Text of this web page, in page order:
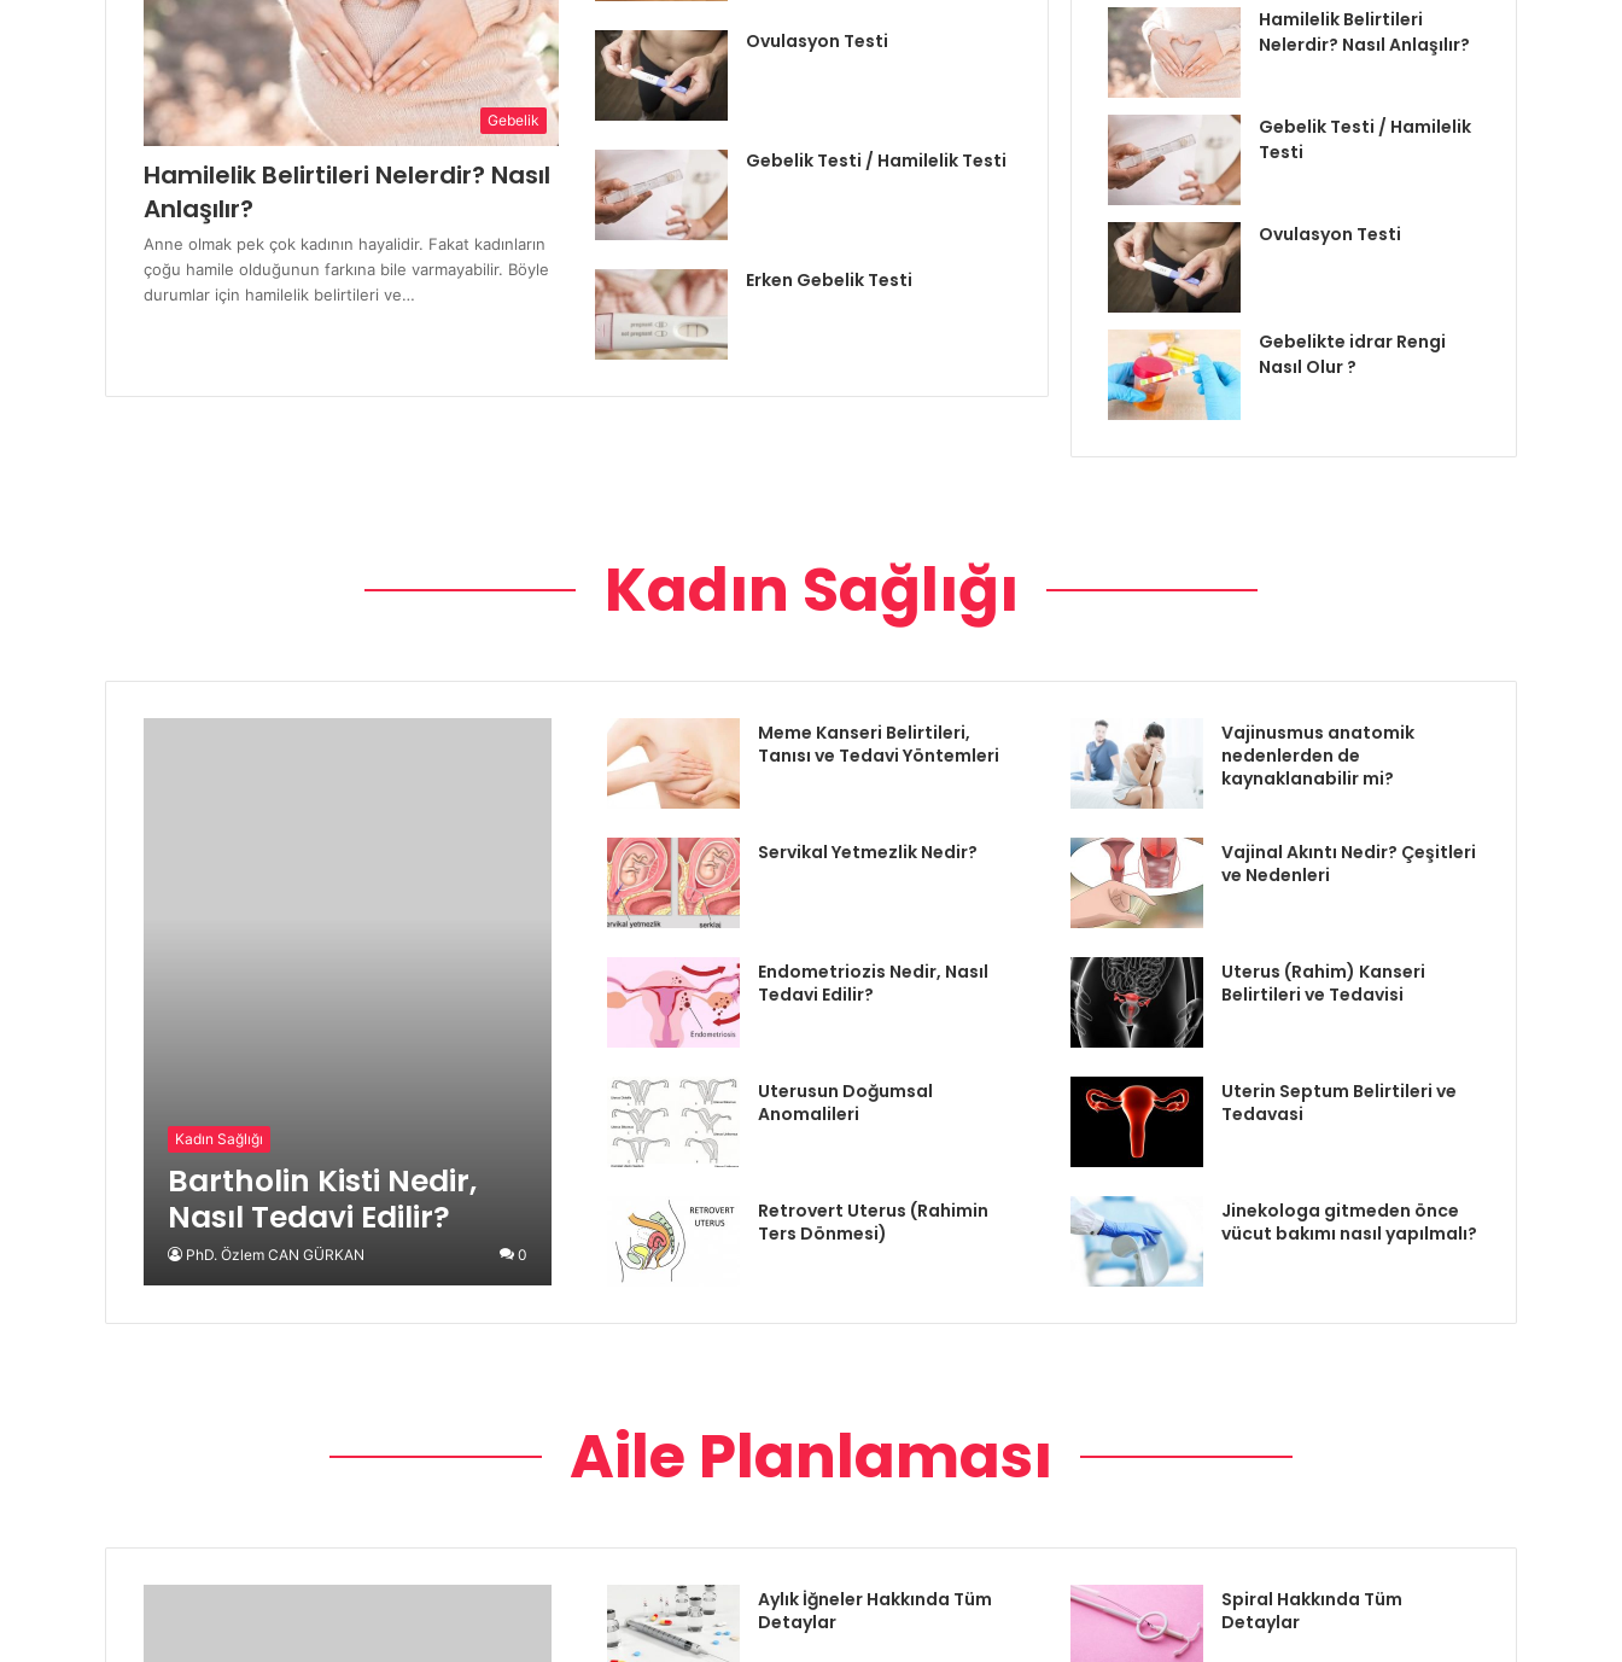
Gebelik
Hamilelik Belirtileri Nelerdir? Nasıl
Anlaşılır?
Anne olmak pek çok kadının hayalidir. Fakat kadınların
çoğu hamile olduğunun farkına bile varmayabilir. Böyle
durumlar için hamilelik belirtileri ve…
Ovulasyon Testi
Gebelik Testi / Hamilelik Testi
Erken Gebelik Testi
Hamilelik Belirtileri
Nelerdir? Nasıl Anlaşılır?
Gebelik Testi / Hamilelik
Testi
Ovulasyon Testi
Gebelikte idrar Rengi
Nasıl Olur ?
Kadın Sağlığı
Kadın Sağlığı
Bartholin Kisti Nedir,
Nasıl Tedavi Edilir?
PhD. Özlem CAN GÜRKAN 0
Meme Kanseri Belirtileri,
Tanısı ve Tedavi Yöntemleri
Vajinusmus anatomik
nedenlerden de
kaynaklanabilir mi?
Servikal Yetmezlik Nedir?
Vajinal Akıntı Nedir? Çeşitleri
ve Nedenleri
Endometriozis Nedir, Nasıl
Tedavi Edilir?
Uterus (Rahim) Kanseri
Belirtileri ve Tedavisi
Uterusun Doğumsal
Anomalileri
Uterin Septum Belirtileri ve
Tedavasi
Retrovert Uterus (Rahimin
Ters Dönmesi)
Jinekologa gitmeden önce
vücut bakımı nasıl yapılmalı?
Aile Planlaması
Aylık İğneler Hakkında Tüm
Detaylar
Spiral Hakkında Tüm
Detaylar